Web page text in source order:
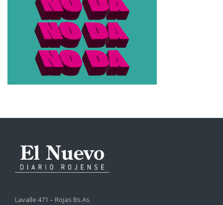
Lavalle 471 – Rojas Bs.As.